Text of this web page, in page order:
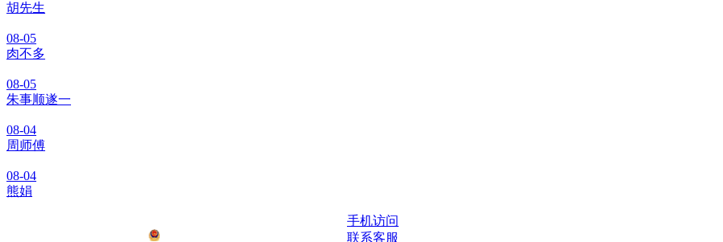
胡先生
08-05
肉不多
08-05
朱事顺遂一
08-04
周师傅
08-04
熊娟
手机访问
联系客服